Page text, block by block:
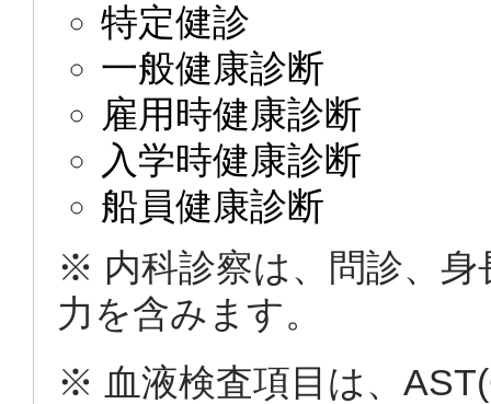
特定健診
一般健康診断
雇用時健康診断
入学時健康診断
船員健康診断
※ 内科診察は、問診、身
力を含みます。
※ 血液検査項目は、